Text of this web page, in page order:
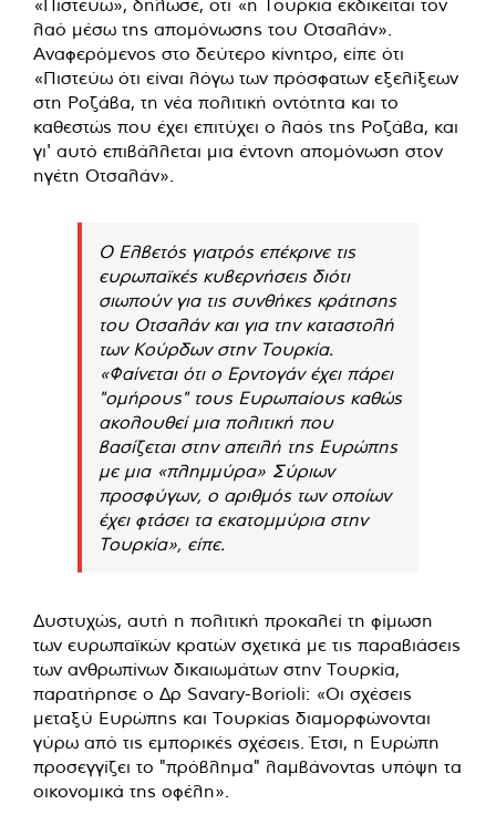
«Πιστεύω», δήλωσε, ότι «η Τουρκία εκδικείται τον
λαό μέσω της απομόνωσης του Οτσαλάν».
Αναφερόμενος στο δεύτερο κίνητρο, είπε ότι
«Πιστεύω ότι είναι λόγω των πρόσφατων εξελίξεων
στη Ροζάβα, τη νέα πολιτική οντότητα και το
καθεστώς που έχει επιτύχει ο λαός της Ροζάβα, και
γι' αυτό επιβάλλεται μια έντονη απομόνωση στον
ηγέτη Οτσαλάν».
Ο Ελβετός γιατρός επέκρινε τις
ευρωπαϊκές κυβερνήσεις διότι
σιωπούν για τις συνθήκες κράτησης
του Οτσαλάν και για την καταστολή
των Κούρδων στην Τουρκία.
«Φαίνεται ότι ο Ερντογάν έχει πάρει
"ομήρους" τους Ευρωπαίους καθώς
ακολουθεί μια πολιτική που
βασίζεται στην απειλή της Ευρώπης
με μια «πλημμύρα» Σύριων
προσφύγων, ο αριθμός των οποίων
έχει φτάσει τα εκατομμύρια στην
Τουρκία», είπε.
Δυστυχώς, αυτή η πολιτική προκαλεί τη φίμωση
των ευρωπαϊκών κρατών σχετικά με τις παραβιάσεις
των ανθρωπίνων δικαιωμάτων στην Τουρκία,
παρατήρησε ο Δρ Savary-Borioli: «Οι σχέσεις
μεταξύ Ευρώπης και Τουρκίας διαμορφώνονται
γύρω από τις εμπορικές σχέσεις. Έτσι, η Ευρώπη
προσεγγίζει το "πρόβλημα" λαμβάνοντας υπόψη τα
οικονομικά της οφέλη».